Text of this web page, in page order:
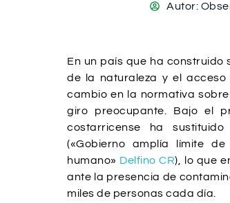
Autor:
En un país que ha
de la naturaleza y el acceso
cambio en la normativa
giro preocupante. Bajo el
costarricense ha
(«Gobierno amplía límite
humano» Delfino CR), lo que
ante la presencia de
miles de personas cada día.